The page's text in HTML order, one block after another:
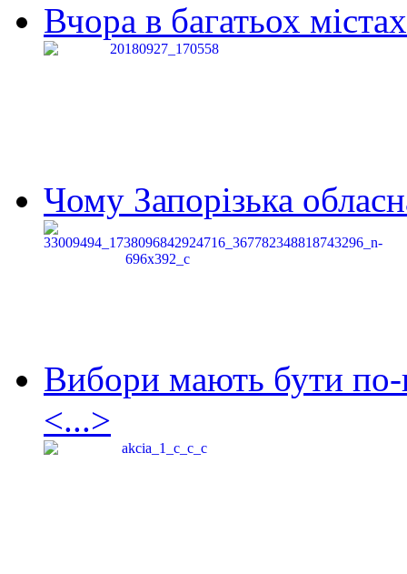
Вчора в багатьох
Чому Запорізька
Вибори мають бути по-
<...>